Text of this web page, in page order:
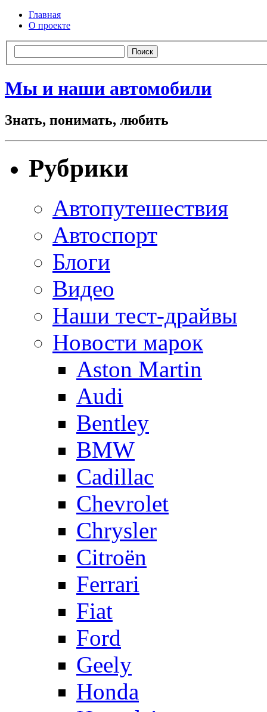
Главная
О проекте
Мы и наши автомобили
Знать, понимать, любить
Рубрики
Автопутешествия
Автоспорт
Блоги
Видео
Наши тест-драйвы
Новости марок
Aston Martin
Audi
Bentley
BMW
Cadillac
Chevrolet
Chrysler
Citroën
Ferrari
Fiat
Ford
Geely
Honda